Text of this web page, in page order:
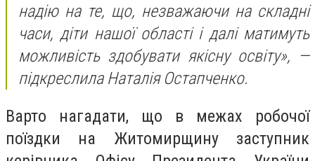
надію на те, що, незважаючи на складні
часи, діти нашої області і далі матимуть
можливість здобувати якісну освіту», —
підкреслила Наталія Остапченко.
Варто нагадати, що в межах робочої
поїздки на Житомирщину заступник